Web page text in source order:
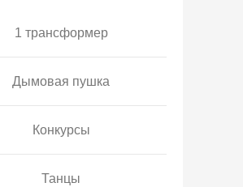
1 трансформер
Дымовая пушка
Конкурсы
Танцы